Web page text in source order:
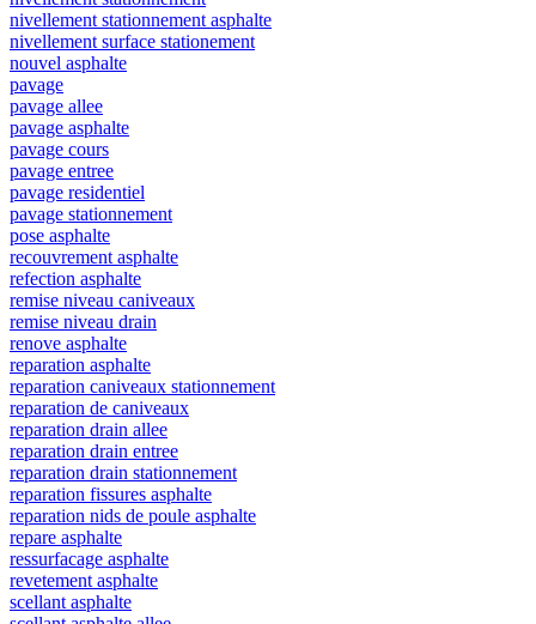
nivellement stationnement asphalte
nivellement surface stationement
nouvel asphalte
pavage
pavage allee
pavage asphalte
pavage cours
pavage entree
pavage residentiel
pavage stationnement
pose asphalte
recouvrement asphalte
refection asphalte
remise niveau caniveaux
remise niveau drain
renove asphalte
reparation asphalte
reparation caniveaux stationnement
reparation de caniveaux
reparation drain allee
reparation drain entree
reparation drain stationnement
reparation fissures asphalte
reparation nids de poule asphalte
repare asphalte
ressurfacage asphalte
revetement asphalte
scellant asphalte